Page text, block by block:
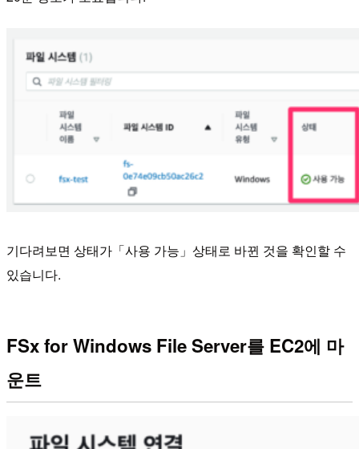
기다려보면 상태가「사용 가능」상태로 바뀐 것을 확인할 수
있습니다.
FSx for Windows File Server를 EC2에 마
운트